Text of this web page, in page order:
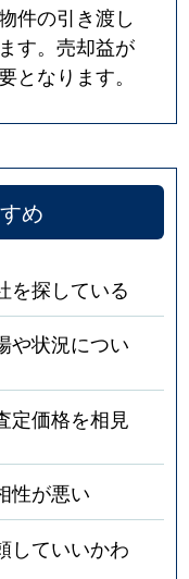
件の引き渡し
す。売却益が
となります。
め
を探している
や状況につい
定価格を相見
性が悪い
していいかわ